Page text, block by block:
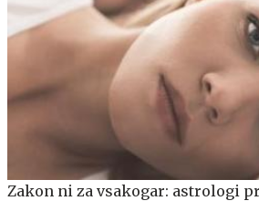
Zakon ni za vsakogar: astrologi